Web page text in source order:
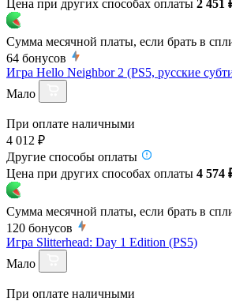
Цена при других способах оплаты 2 451
Сумма месячной платы, если брать в
64 бонусов
Игра Hello Neighbor 2 (PS5, русские
Мало
При оплате наличными
4 012 ₽
Другие способы оплаты
Цена при других способах оплаты 4 574
Сумма месячной платы, если брать в
120 бонусов
Игра Slitterhead: Day 1 Edition (PS5)
Мало
При оплате наличными